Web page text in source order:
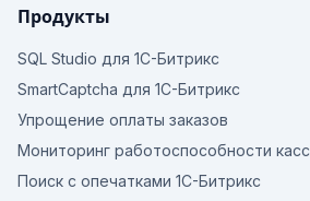
Продукты
SQL Studio для 1С-Битрикс
SmartCaptcha для 1С-Битрикс
Упрощение оплаты заказов
Мониторинг работоспособности касс
Поиск с опечатками 1С-Битрикс